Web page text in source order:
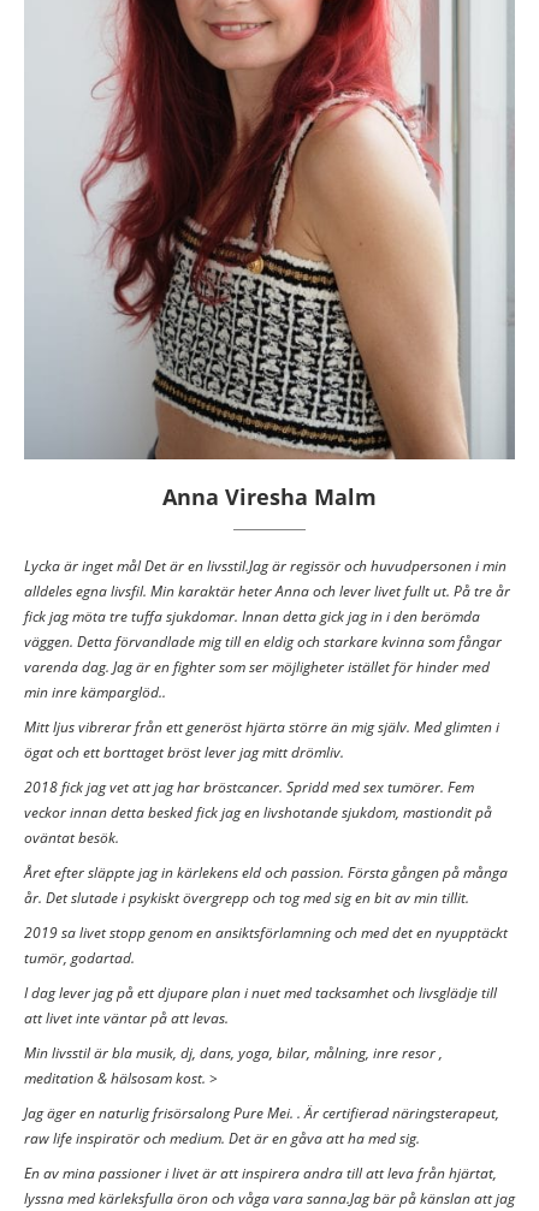
Anna Viresha Malm
Lycka är inget mål Det är en livsstil.Jag är regissör och huvudpersonen i min
alldeles egna livsfil. Min karaktär heter Anna och lever livet fullt ut. På tre år
fick jag möta tre tuffa sjukdomar. Innan detta gick jag in i den berömda
väggen. Detta förvandlade mig till en eldig och starkare kvinna som fångar
varenda dag. Jag är en fighter som ser möjligheter istället för hinder med
min inre kämparglöd..
Mitt ljus vibrerar från ett generöst hjärta större än mig själv. Med glimten i
ögat och ett borttaget bröst lever jag mitt drömliv.
2018 fick jag vet att jag har bröstcancer. Spridd med sex tumörer. Fem
veckor innan detta besked fick jag en livshotande sjukdom, mastiondit på
oväntat besök.
Året efter släppte jag in kärlekens eld och passion. Första gången på många
år. Det slutade i psykiskt övergrepp och tog med sig en bit av min tillit.
2019 sa livet stopp genom en ansiktsförlamning och med det en nyupptäckt
tumör, godartad.
I dag lever jag på ett djupare plan i nuet med tacksamhet och livsglädje till
att livet inte väntar på att levas.
Min livsstil är bla musik, dj, dans, yoga, bilar, målning, inre resor ,
meditation & hälsosam kost. >
Jag äger en naturlig frisörsalong Pure Mei. . Är certifierad näringsterapeut,
raw life inspiratör och medium. Det är en gåva att ha med sig.
En av mina passioner i livet är att inspirera andra till att leva från hjärtat,
lyssna med kärleksfulla öron och våga vara sanna.Jag bär på känslan att jag